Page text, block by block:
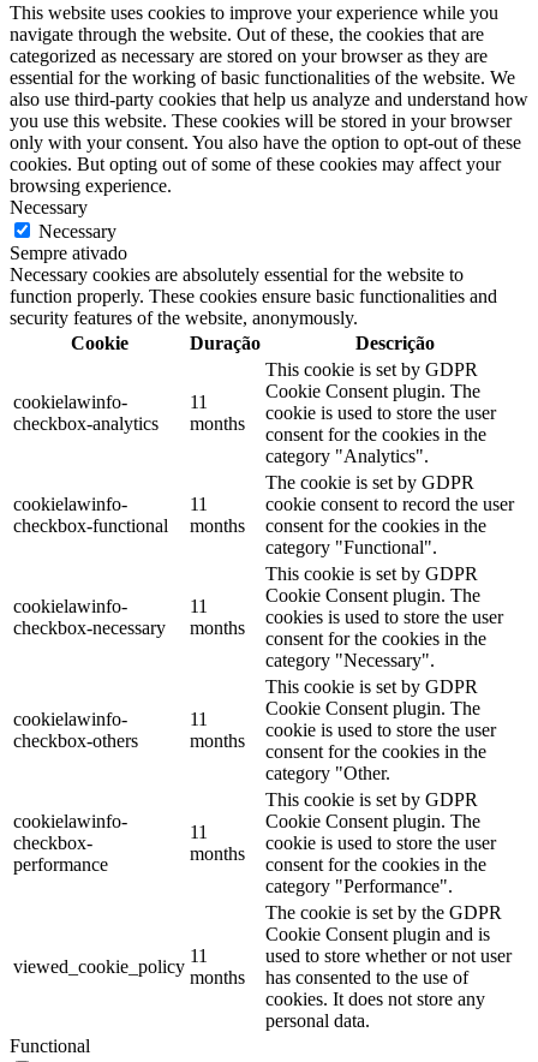
This website uses cookies to improve your experience while you
navigate through the website. Out of these, the cookies that are
categorized as necessary are stored on your browser as they are
essential for the working of basic functionalities of the website. We
also use third-party cookies that help us analyze and understand how
you use this website. These cookies will be stored in your browser
only with your consent. You also have the option to opt-out of these
cookies. But opting out of some of these cookies may affect your
browsing experience.
Necessary
Necessary
Sempre ativado
Necessary cookies are absolutely essential for the website to
function properly. These cookies ensure basic functionalities and
security features of the website, anonymously.
Cookie
Duração Descrição
cookielawinfo-
checkbox-analytics
11
months
This cookie is set by GDPR
Cookie Consent plugin. The
cookie is used to store the user
consent for the cookies in the
category "Analytics".
cookielawinfo-
checkbox-functional
11
months
The cookie is set by GDPR
cookie consent to record the user
consent for the cookies in the
category "Functional".
cookielawinfo-
checkbox-necessary
11
months
This cookie is set by GDPR
Cookie Consent plugin. The
cookies is used to store the user
consent for the cookies in the
category "Necessary".
cookielawinfo-
checkbox-others
11
months
This cookie is set by GDPR
Cookie Consent plugin. The
cookie is used to store the user
consent for the cookies in the
category "Other.
cookielawinfo-
checkbox-
performance
11
months
This cookie is set by GDPR
Cookie Consent plugin. The
cookie is used to store the user
consent for the cookies in the
category "Performance".
viewed_cookie_policy
11
months
The cookie is set by the GDPR
Cookie Consent plugin and is
used to store whether or not user
has consented to the use of
cookies. It does not store any
personal data.
Functional